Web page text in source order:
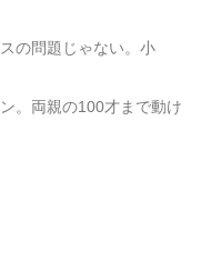
の問題じゃない。小
。両親の100才まで動け